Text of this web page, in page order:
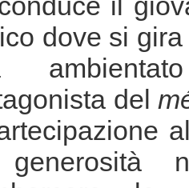
dove si
del